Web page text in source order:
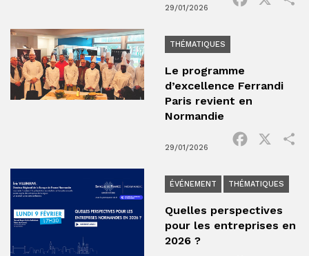
29/01/2026
THÉMATIQUES
Le programme
d’excellence Ferrandi
Paris revient en
Normandie
29/01/2026
Facebook
ÉVÉNEMENT THÉMATIQUES
Quelles perspectives
pour les entreprises en
2026 ?